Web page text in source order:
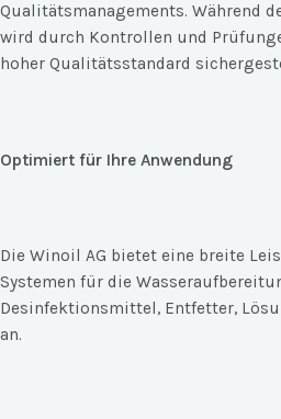
Qualitätsmanagements. Während
wird durch Kontrollen und
hoher Qualitätsstandard
Optimiert für Ihre Anwendung
Die Winoil AG bietet eine breite
Systemen für die
Desinfektionsmittel, Entfetter,
an.